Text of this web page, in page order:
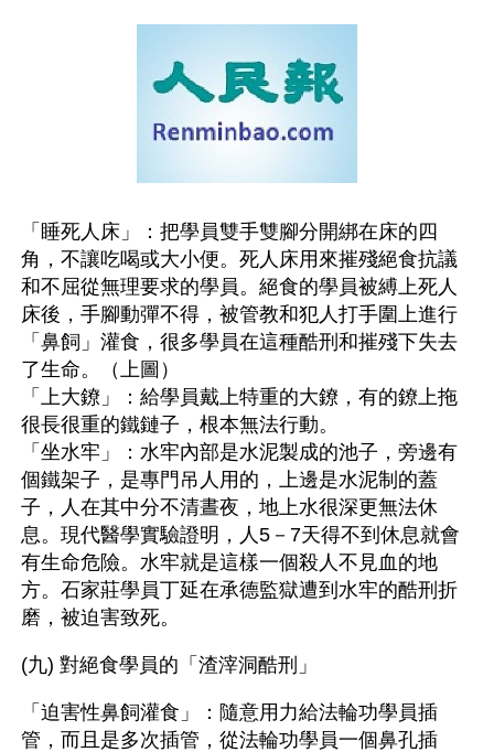
「睡死人床」：把學員雙手雙腳分開綁在床的四
角，不讓吃喝或大小便。死人床用來摧殘絕食抗議
和不屈從無理要求的學員。絕食的學員被縛上死人
床後，手腳動彈不得，被管教和犯人打手圍上進行
「鼻飼」灌食，很多學員在這種酷刑和摧殘下失去
了生命。（上圖）
「上大鐐」：給學員戴上特重的大鐐，有的鐐上拖
很長很重的鐵鏈子，根本無法行動。
「坐水牢」：水牢內部是水泥製成的池子，旁邊有
個鐵架子，是專門吊人用的，上邊是水泥制的蓋
子，人在其中分不清晝夜，地上水很深更無法休
息。現代醫學實驗證明，人5－7天得不到休息就會
有生命危險。水牢就是這樣一個殺人不見血的地
方。石家莊學員丁延在承德監獄遭到水牢的酷刑折
磨，被迫害致死。
(九) 對絕食學員的「渣滓洞酷刑」
「迫害性鼻飼灌食」：隨意用力給法輪功學員插
管，而且是多次插管，從法輪功學員一個鼻孔插